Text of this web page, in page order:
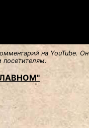
на YouTube. Он